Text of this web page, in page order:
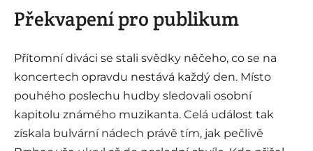
Překvapení pro publikum
Přítomní diváci se stali svědky něčeho, co se na
koncertech opravdu nestává každý den. Místo
pouhého poslechu hudby sledovali osobní
kapitolu známého muzikanta. Celá událost tak
získala bulvární nádech právě tím, jak pečlivě